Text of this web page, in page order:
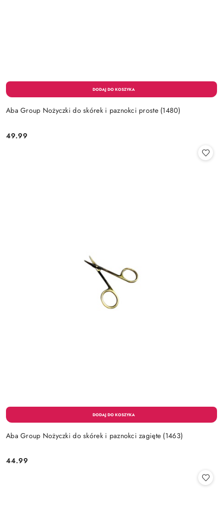
Aba Group Nożyczki do skórek i paznokci proste (1480)
Cena:
49.99
Aba Group Nożyczki do skórek i paznokci zagięte (1463)
Cena:
44.99